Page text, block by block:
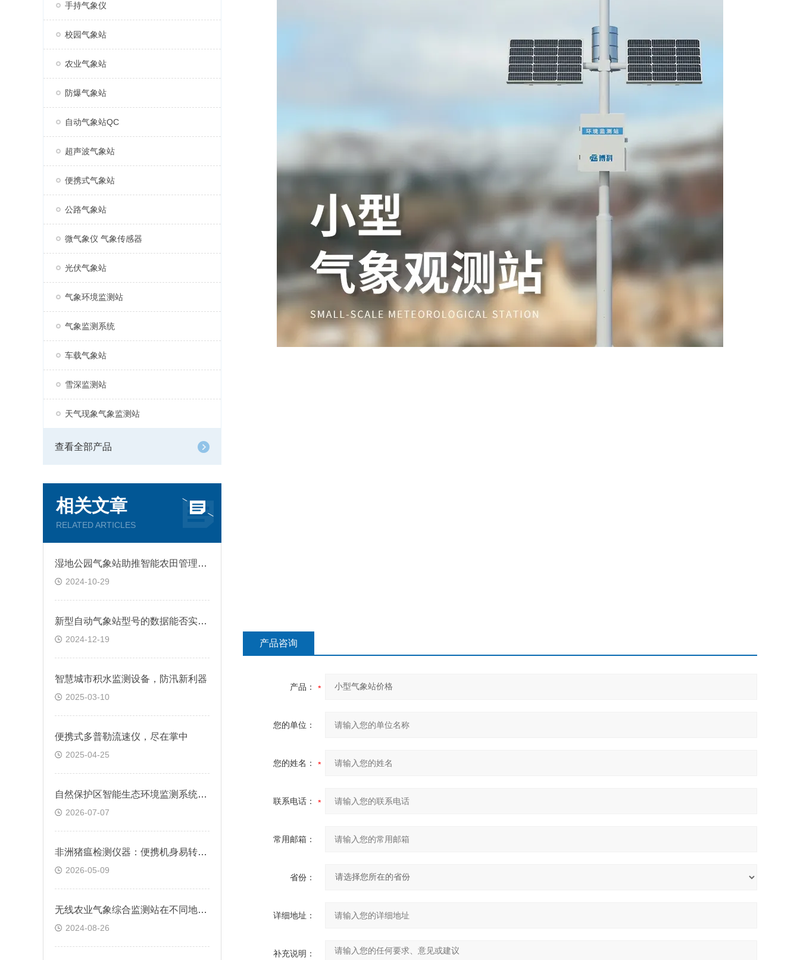
手持气象仪
校园气象站
农业气象站
防爆气象站
自动气象站QC
超声波气象站
便携式气象站
公路气象站
微气象仪 气象传感器
光伏气象站
气象环境监测站
气象监测系统
车载气象站
雪深监测站
天气现象气象监测站
查看全部产品
相关文章
RELATED ARTICLES
湿地公园气象站助推智能农田管理的气象利器
2024-10-29
新型自动气象站型号的数据能否实时查看？有哪些查看方式？
2024-12-19
智慧城市积水监测设备，防汛新利器
2025-03-10
便携式多普勒流速仪，尽在掌中
2025-04-25
自然保护区智能生态环境监测系统常态化技术应用
2026-07-07
非洲猪瘟检测仪器：便携机身易转运 猪场现场即时快检
2026-05-09
无线农业气象综合监测站在不同地区的应用是否存在差异？
2024-08-26
产品咨询
产品：
您的单位：
您的姓名：
联系电话：
常用邮箱：
省份：
详细地址：
补充说明：